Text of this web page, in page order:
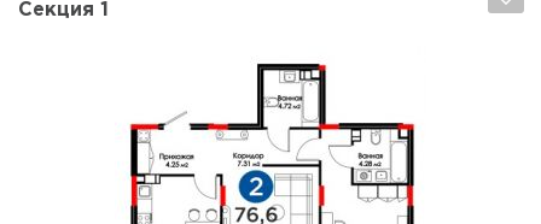
Секция 1
Да, удалить Отмена